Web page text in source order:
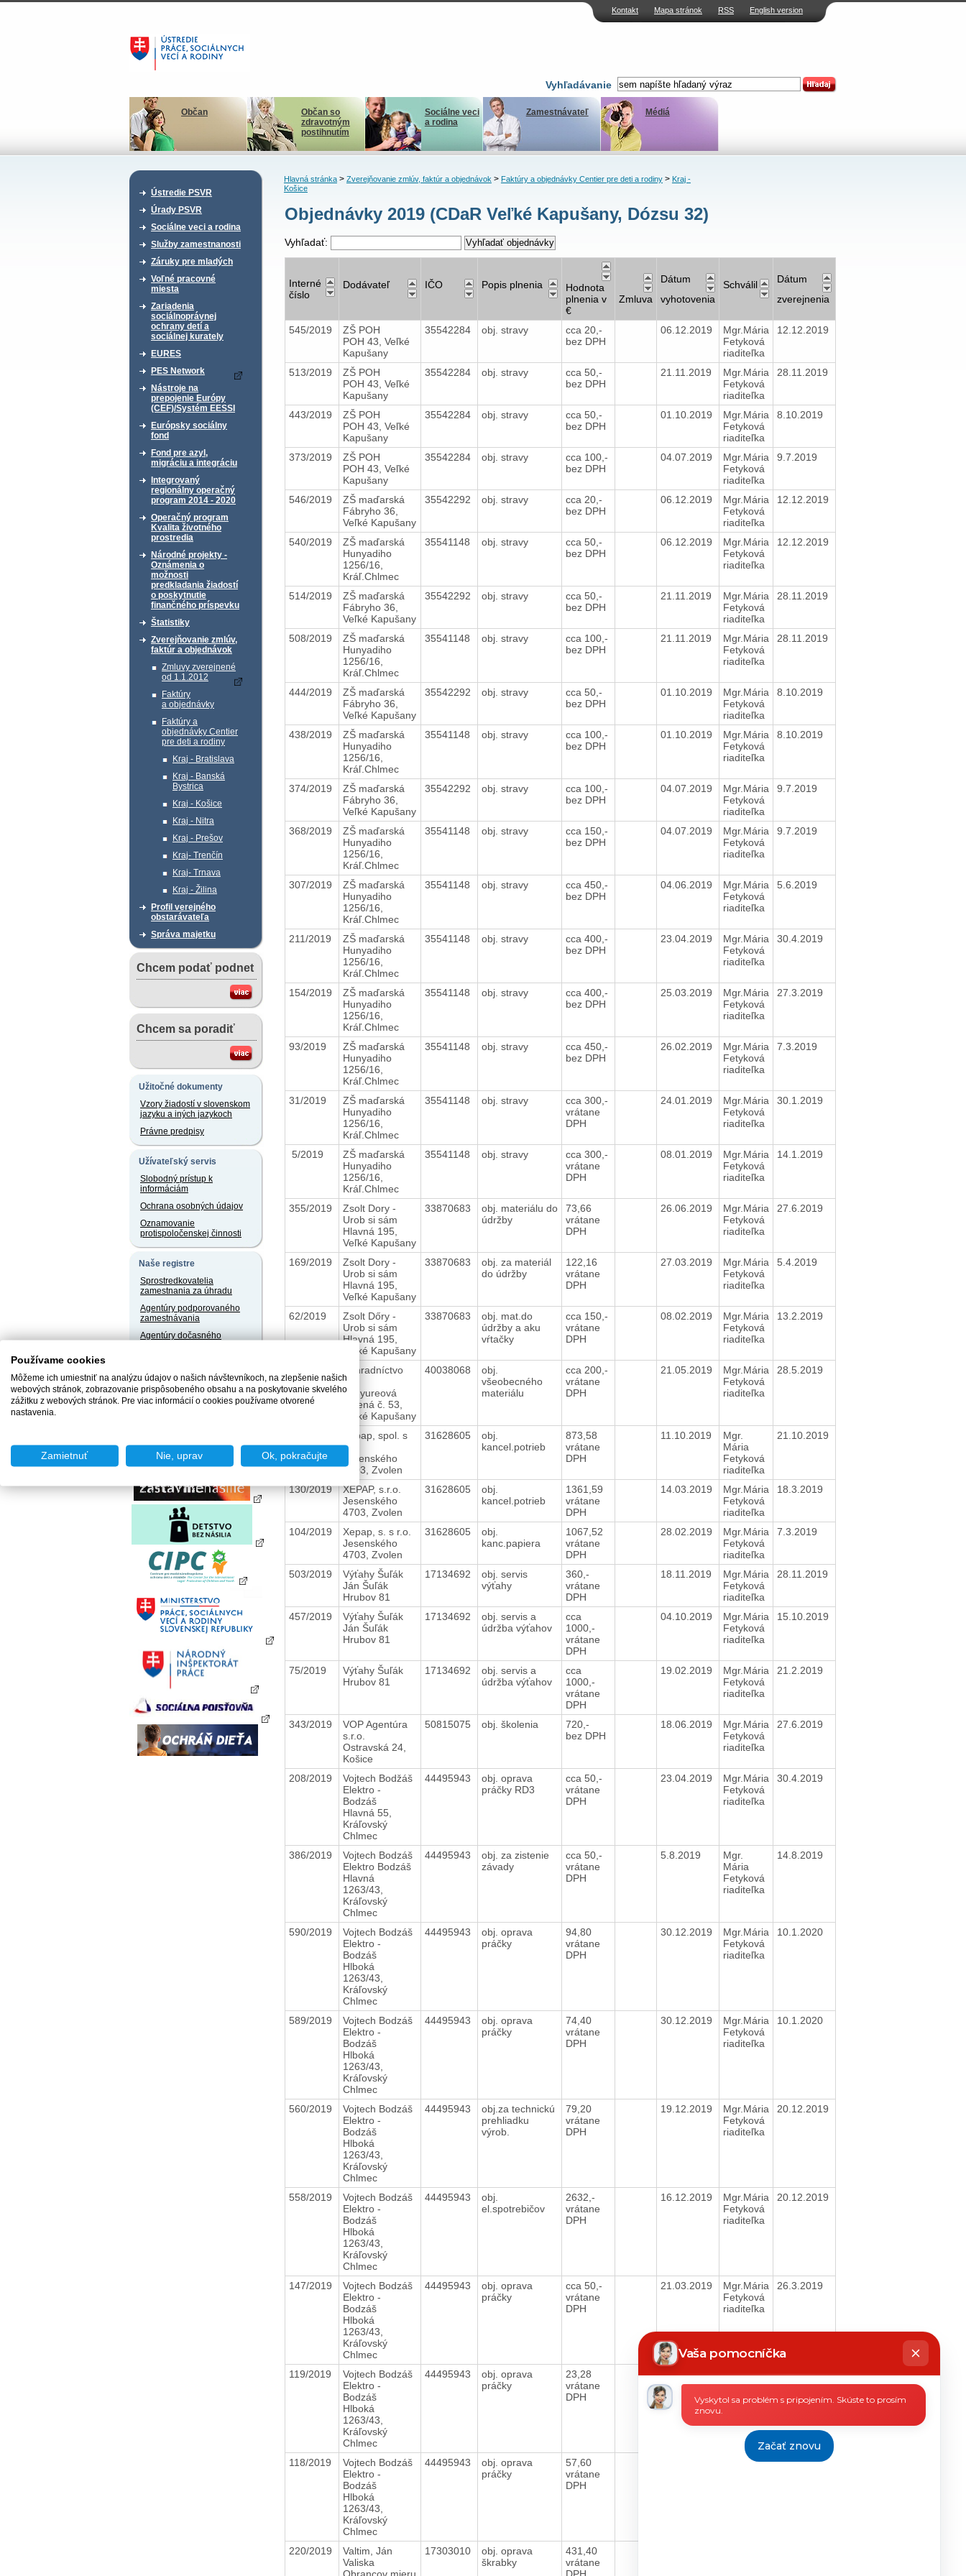
Kontakt Mapa stránok RSS English version
Vyhľadávanie
Občan
Občan so
zdravotným
postihnutím
Sociálne veci
a rodina
Zamestnávateľ Médiá
Ústredie PSVR
Úrady PSVR
Sociálne veci a rodina
Služby zamestnanosti
Záruky pre mladých
Voľné pracovné
miesta
Zariadenia
sociálnoprávnej
ochrany detí a
sociálnej kurately
EURES
PES Network
Nástroje na
prepojenie Európy
(CEF)/Systém EESSI
Európsky sociálny
fond
Fond pre azyl,
migráciu a integráciu
Integrovaný
regionálny operačný
program 2014 - 2020
Operačný program
Kvalita životného
prostredia
Národné projekty -
Oznámenia o
možnosti
predkladania žiadostí
o poskytnutie
finančného príspevku
Štatistiky
Zverejňovanie zmlúv,
faktúr a objednávok
Zmluvy zverejnené
od 1.1.2012
Faktúry
a objednávky
Faktúry a
objednávky Centier
pre deti a rodiny
Kraj - Bratislava
Kraj - Banská
Bystrica
Kraj - Košice
Kraj - Nitra
Kraj - Prešov
Kraj- Trenčín
Kraj- Trnava
Kraj - Žilina
Profil verejného
obstarávateľa
Správa majetku
Chcem podať podnet
Chcem sa poradiť
Užitočné dokumenty
Vzory žiadostí v slovenskom
jazyku a iných jazykoch
Právne predpisy
Užívateľský servis
Slobodný prístup k
informáciám
Ochrana osobných údajov
Oznamovanie
protispoločenskej činnosti
Naše registre
Sprostredkovatelia
zamestnania za úhradu
Agentúry podporovaného
zamestnávania
Agentúry dočasného
Chránené dielne a
chránené pracoviská
Hlavná stránka> Zverejňovanie zmlúv, faktúr a objednávok> Faktúry a objednávky Centier pre deti a rodiny> Kraj -
Košice
Objednávky 2019 (CDaR Veľké Kapušany, Dózsu 32)
Vyhľadať:
Interné
číslo
Dodávateľ IČO Popis plnenia
Hodnota
plnenia v
€
Zmluva
Dátum
vyhotovenia
Schválil
Dátum
zverejnenia
545/2019
ZŠ POH
POH 43, Veľké
Kapušany
35542284 obj. stravy
cca 20,-
bez DPH
06.12.2019
Mgr.Mária
Fetyková
riaditeľka
12.12.2019
513/2019
ZŠ POH
POH 43, Veľké
Kapušany
35542284 obj. stravy
cca 50,-
bez DPH
21.11.2019
Mgr.Mária
Fetyková
riaditeľka
28.11.2019
443/2019
ZŠ POH
POH 43, Veľké
Kapušany
35542284 obj. stravy
cca 50,-
bez DPH
01.10.2019
Mgr.Mária
Fetyková
riaditeľka
8.10.2019
373/2019
ZŠ POH
POH 43, Veľké
Kapušany
35542284 obj. stravy
cca 100,-
bez DPH
04.07.2019
Mgr.Mária
Fetyková
riaditeľka
9.7.2019
546/2019
ZŠ maďarská
Fábryho 36,
Veľké Kapušany
35542292 obj. stravy
cca 20,-
bez DPH
06.12.2019
Mgr.Mária
Fetyková
riaditeľka
12.12.2019
540/2019
ZŠ maďarská
Hunyadiho
1256/16,
Kráľ.Chlmec
35541148 obj. stravy
cca 50,-
bez DPH
06.12.2019
Mgr.Mária
Fetyková
riaditeľka
12.12.2019
514/2019
ZŠ maďarská
Fábryho 36,
Veľké Kapušany
35542292 obj. stravy
cca 50,-
bez DPH
21.11.2019
Mgr.Mária
Fetyková
riaditeľka
28.11.2019
508/2019
ZŠ maďarská
Hunyadiho
1256/16,
Kráľ.Chlmec
35541148 obj. stravy
cca 100,-
bez DPH
21.11.2019
Mgr.Mária
Fetyková
riaditeľka
28.11.2019
444/2019
ZŠ maďarská
Fábryho 36,
Veľké Kapušany
35542292 obj. stravy
cca 50,-
bez DPH
01.10.2019
Mgr.Mária
Fetyková
riaditeľka
8.10.2019
438/2019
ZŠ maďarská
Hunyadiho
1256/16,
Kráľ.Chlmec
35541148 obj. stravy
cca 100,-
bez DPH
01.10.2019
Mgr.Mária
Fetyková
riaditeľka
8.10.2019
374/2019
ZŠ maďarská
Fábryho 36,
Veľké Kapušany
35542292 obj. stravy
cca 100,-
bez DPH
04.07.2019
Mgr.Mária
Fetyková
riaditeľka
9.7.2019
368/2019
ZŠ maďarská
Hunyadiho
1256/16,
Kráľ.Chlmec
35541148 obj. stravy
cca 150,-
bez DPH
04.07.2019
Mgr.Mária
Fetyková
riaditeľka
9.7.2019
307/2019
ZŠ maďarská
Hunyadiho
1256/16,
Kráľ.Chlmec
35541148 obj. stravy
cca 450,-
bez DPH
04.06.2019
Mgr.Mária
Fetyková
riaditeľka
5.6.2019
211/2019
ZŠ maďarská
Hunyadiho
1256/16,
Kráľ.Chlmec
35541148 obj. stravy
cca 400,-
bez DPH
23.04.2019
Mgr.Mária
Fetyková
riaditeľka
30.4.2019
154/2019
ZŠ maďarská
Hunyadiho
1256/16,
Kráľ.Chlmec
35541148 obj. stravy
cca 400,-
bez DPH
25.03.2019
Mgr.Mária
Fetyková
riaditeľka
27.3.2019
93/2019
ZŠ maďarská
Hunyadiho
1256/16,
Kráľ.Chlmec
35541148 obj. stravy
cca 450,-
bez DPH
26.02.2019
Mgr.Mária
Fetyková
riaditeľka
7.3.2019
31/2019
ZŠ maďarská
Hunyadiho
1256/16,
Kráľ.Chlmec
35541148 obj. stravy
cca 300,-
vrátane
DPH
24.01.2019
Mgr.Mária
Fetyková
riaditeľka
30.1.2019
5/2019
ZŠ maďarská
Hunyadiho
1256/16,
Kráľ.Chlmec
35541148 obj. stravy
cca 300,-
vrátane
DPH
08.01.2019
Mgr.Mária
Fetyková
riaditeľka
14.1.2019
355/2019
Zsolt Dory -
Urob si sám
Hlavná 195,
Veľké Kapušany
33870683
obj. materiálu do
údržby
73,66
vrátane
DPH
26.06.2019
Mgr.Mária
Fetyková
riaditeľka
27.6.2019
169/2019
Zsolt Dory -
Urob si sám
Hlavná 195,
Veľké Kapušany
33870683
obj. za materiál
do údržby
122,16
vrátane
DPH
27.03.2019
Mgr.Mária
Fetyková
riaditeľka
5.4.2019
62/2019
Zsolt Dőry -
Urob si sám
Hlavná 195,
Veľké Kapušany
33870683
obj. mat.do
údržby a aku
vŕtačky
cca 150,-
vrátane
DPH
08.02.2019
Mgr.Mária
Fetyková
riaditeľka
13.2.2019
Záhradníctvo
Ing.
E.Gyureová
Zelená č. 53,
Veľké Kapušany
40038068
obj.
všeobecného
materiálu
cca 200,-
vrátane
DPH
21.05.2019
Mgr.Mária
Fetyková
riaditeľka
28.5.2019
Xepap, spol. s
r.o.
Jesenského
4703, Zvolen
31628605
obj.
kancel.potrieb
873,58
vrátane
DPH
11.10.2019
Mgr.
Mária
Fetyková
riaditeľka
21.10.2019
130/2019
XEPAP, s.r.o.
Jesenského
4703, Zvolen
31628605
obj.
kancel.potrieb
1361,59
vrátane
DPH
14.03.2019
Mgr.Mária
Fetyková
riaditeľka
18.3.2019
104/2019
Xepap, s. s r.o.
Jesenského
4703, Zvolen
31628605
obj.
kanc.papiera
1067,52
vrátane
DPH
28.02.2019
Mgr.Mária
Fetyková
riaditeľka
7.3.2019
503/2019
Výťahy Šuľák
Ján Šuľák
Hrubov 81
17134692
obj. servis
výťahy
360,-
vrátane
DPH
18.11.2019
Mgr.Mária
Fetyková
riaditeľka
28.11.2019
457/2019
Výťahy Šuľák
Ján Šuľák
Hrubov 81
17134692
obj. servis a
údržba výťahov
cca
1000,-
vrátane
DPH
04.10.2019
Mgr.Mária
Fetyková
riaditeľka
15.10.2019
75/2019
Výťahy Šuľák
Hrubov 81
17134692
obj. servis a
údržba výťahov
cca
1000,-
vrátane
DPH
19.02.2019
Mgr.Mária
Fetyková
riaditeľka
21.2.2019
343/2019
VOP Agentúra
s.r.o.
Ostravská 24,
Košice
50815075 obj. školenia
720,-
bez DPH
18.06.2019
Mgr.Mária
Fetyková
riaditeľka
27.6.2019
208/2019
Vojtech Bodžáš
Elektro -
Bodzáš
Hlavná 55,
Kráľovský
Chlmec
44495943
obj. oprava
práčky RD3
cca 50,-
vrátane
DPH
23.04.2019
Mgr.Mária
Fetyková
riaditeľka
30.4.2019
386/2019
Vojtech Bodzáš
Elektro Bodzáš
Hlavná
1263/43,
Kráľovský
Chlmec
44495943
obj. za zistenie
závady
cca 50,-
vrátane
DPH
5.8.2019
Mgr.
Mária
Fetyková
riaditeľka
14.8.2019
590/2019
Vojtech Bodzáš
Elektro -
Bodzáš
Hlboká
1263/43,
Kráľovský
Chlmec
44495943
obj. oprava
práčky
94,80
vrátane
DPH
30.12.2019
Mgr.Mária
Fetyková
riaditeľka
10.1.2020
589/2019
Vojtech Bodzáš
Elektro -
Bodzáš
Hlboká
1263/43,
Kráľovský
Chlmec
44495943
obj. oprava
práčky
74,40
vrátane
DPH
30.12.2019
Mgr.Mária
Fetyková
riaditeľka
10.1.2020
560/2019
Vojtech Bodzáš
Elektro -
Bodzáš
Hlboká
1263/43,
Kráľovský
Chlmec
44495943
obj.za technickú
prehliadku
výrob.
79,20
vrátane
DPH
19.12.2019
Mgr.Mária
Fetyková
riaditeľka
20.12.2019
558/2019
Vojtech Bodzáš
Elektro -
Bodzáš
Hlboká
1263/43,
Kráľovský
Chlmec
44495943
obj.
el.spotrebičov
2632,-
vrátane
DPH
16.12.2019
Mgr.Mária
Fetyková
riaditeľka
20.12.2019
147/2019
Vojtech Bodzáš
Elektro -
Bodzáš
Hlboká
1263/43,
Kráľovský
Chlmec
44495943
obj. oprava
práčky
cca 50,-
vrátane
DPH
21.03.2019
Mgr.Mária
Fetyková
riaditeľka
26.3.2019
119/2019
Vojtech Bodzáš
Elektro -
Bodzáš
Hlboká
1263/43,
Kráľovský
Chlmec
44495943
obj. oprava
práčky
23,28
vrátane
DPH
06.03.2019
Mgr.Mária
Fetyková
riaditeľka
14.3.2019
118/2019
Vojtech Bodzáš
Elektro -
Bodzáš
Hlboká
1263/43,
Kráľovský
Chlmec
44495943
obj. oprava
práčky
57,60
vrátane
DPH
Mgr.Mária
14.3.2019
220/2019
Valtim, Ján
Valiska
17303010
obj. oprava
škrabky
431,40
vrátane
Vaša pomocníčka
Chatbot
píše
Vyskytol sa problém s pripojením. Skúste to prosím
znovu.
Začať znovu
Používame cookies
Môžeme ich umiestniť na analýzu údajov o našich návštevníkoch, na zlepšenie našich
webových stránok, zobrazovanie prispôsobeného obsahu a na poskytovanie skvelého
zážitku z webových stránok. Pre viac informácií o cookies používame otvorené
nastavenia.
Zamietnuť Nie, uprav Ok, pokračujte